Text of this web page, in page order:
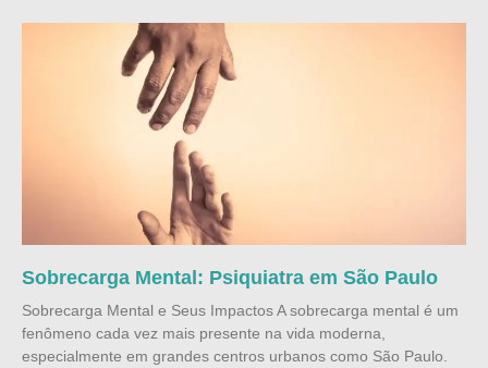
Sobrecarga Mental: Psiquiatra em São Paulo
Sobrecarga Mental e Seus Impactos A sobrecarga mental é um
fenômeno cada vez mais presente na vida moderna,
especialmente em grandes centros urbanos como São Paulo.